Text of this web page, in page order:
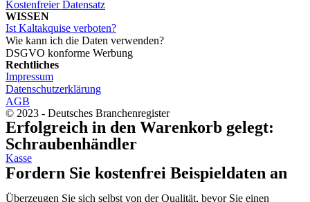
Kostenfreier Datensatz
WISSEN
Ist Kaltakquise verboten?
Wie kann ich die Daten verwenden?
DSGVO konforme Werbung
Rechtliches
Impressum
Datenschutzerklärung
AGB
© 2023 - Deutsches Branchenregister
Erfolgreich in den Warenkorb gelegt:
Schraubenhändler
Kasse
Fordern Sie kostenfrei Beispieldaten an
Überzeugen Sie sich selbst von der Qualität, bevor Sie einen